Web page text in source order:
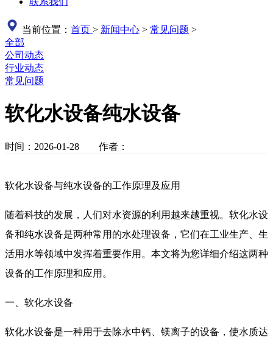
当前位置： 首页 > 新闻中心 > 常见问题 >
全部
公司动态
行业动态
常见问题
软化水设备纯水设备
时间：2026-01-28 作者：
软化水设备与纯水设备的工作原理及应用
随着科技的发展，人们对水资源的利用越来越重视。软化水设
备和纯水设备是两种常用的水处理设备，它们在工业生产、生
活用水等领域中发挥着重要作用。本文将为您详细介绍这两种
设备的工作原理和应用。
一、软化水设备
软化水设备是一种用于去除水中钙、镁离子的设备，使水质达